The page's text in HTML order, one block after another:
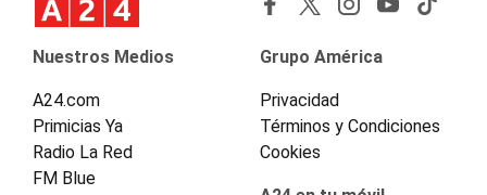
Nuestros Medios
A24.com
Primicias Ya
Radio La Red
FM Blue
Grupo América
Privacidad
Términos y Condiciones
Cookies